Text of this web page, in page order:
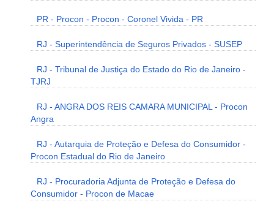
PR - Procon - Procon - Coronel Vivida - PR
RJ - Superintendência de Seguros Privados - SUSEP
RJ - Tribunal de Justiça do Estado do Rio de Janeiro -
TJRJ
RJ - ANGRA DOS REIS CAMARA MUNICIPAL - Procon
Angra
RJ - Autarquia de Proteção e Defesa do Consumidor -
Procon Estadual do Rio de Janeiro
RJ - Procuradoria Adjunta de Proteção e Defesa do
Consumidor - Procon de Macae